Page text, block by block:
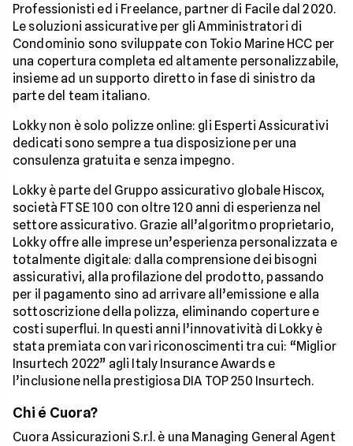
Professionisti ed i Freelance, partner di Facile dal 2020.
Le soluzioni assicurative per gli Amministratori di
Condominio sono sviluppate con Tokio Marine HCC per
una copertura completa ed altamente personalizzabile,
insieme ad un supporto diretto in fase di sinistro da
parte del team italiano.
Lokky non è solo polizze online: gli Esperti Assicurativi
dedicati sono sempre a tua disposizione per una
consulenza gratuita e senza impegno.
Lokky è parte del Gruppo assicurativo globale Hiscox,
società FTSE 100 con oltre 120 anni di esperienza nel
settore assicurativo. Grazie all’algoritmo proprietario,
Lokky offre alle imprese un’esperienza personalizzata e
totalmente digitale: dalla comprensione dei bisogni
assicurativi, alla profilazione del prodotto, passando
per il pagamento sino ad arrivare all’emissione e alla
sottoscrizione della polizza, eliminando coperture e
costi superflui. In questi anni l’innovatività di Lokky è
stata premiata con vari riconoscimenti tra cui: “Miglior
Insurtech 2022” agli Italy Insurance Awards e
l’inclusione nella prestigiosa DIA TOP 250 Insurtech.
Chi é Cuora?
Cuora Assicurazioni S.r.l. è una Managing General Agent